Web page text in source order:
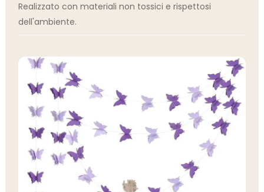
Realizzato con materiali non tossici e rispettosi
dell'ambiente.